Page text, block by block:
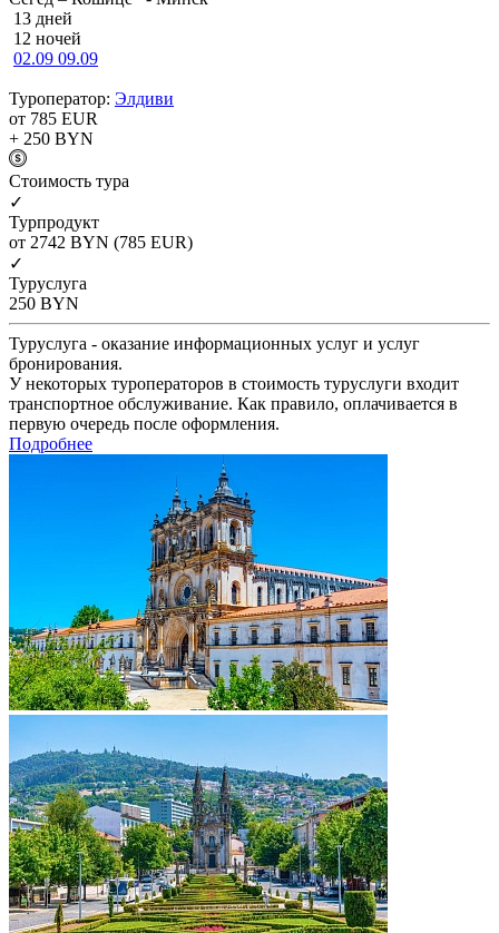
13 дней
12 ночей
02.09 09.09
Туроператор: Элдиви
от 785 EUR
+ 250 BYN
Cтоимость тура
✓
Турпродукт
от 2742 BYN (785 EUR)
✓
Туруслуга
250 BYN
Туруслуга - оказание информационных услуг и услуг
бронирования.
У некоторых туроператоров в стоимость туруслуги входит
транспортное обслуживание. Как правило, оплачивается в
первую очередь после оформления.
Подробнее